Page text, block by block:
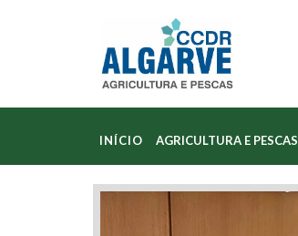
INÍCIO AGRICULTURA E PESCAS